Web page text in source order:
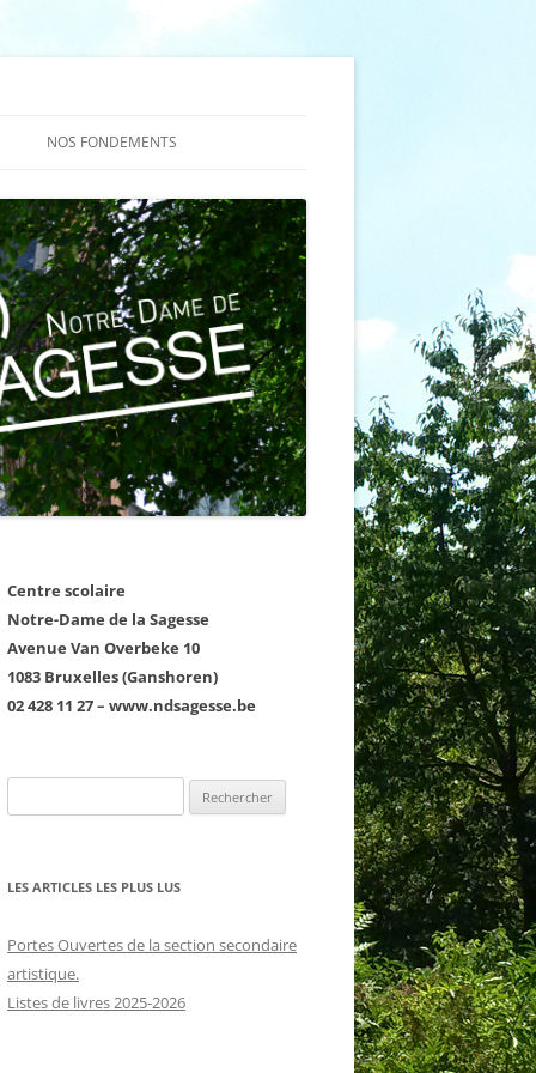
DE LA
À LA
(TQ)
D1 : LE PREMIER DEGRÉ
LE PROJET ÉDUCATIF ET
NOS FONDEMENTS
Centre scolaire
Notre-Dame de la Sagesse
Avenue Van Overbeke 10
1083 Bruxelles (Ganshoren)
02 428 11 27 – www.ndsagesse.be
LES ARTICLES LES PLUS LUS
Portes Ouvertes de la section secondaire
artistique.
Listes de livres 2025-2026